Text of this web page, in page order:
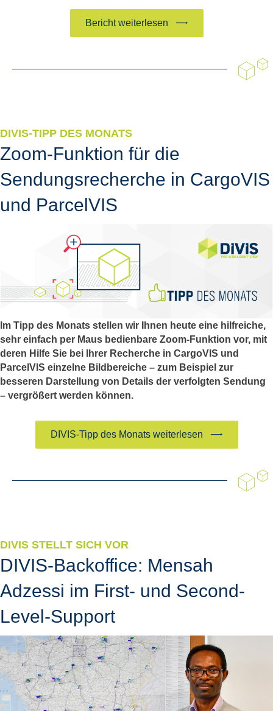
Bericht weiterlesen
DIVIS-TIPP DES MONATS
Zoom-Funktion für die
Sendungsrecherche in CargoVIS
und ParcelVIS
Im Tipp des Monats stellen wir Ihnen heute eine hilfreiche,
sehr einfach per Maus bedienbare Zoom-Funktion vor, mit
deren Hilfe Sie bei Ihrer Recherche in CargoVIS und
ParcelVIS einzelne Bildbereiche – zum Beispiel zur
besseren Darstellung von Details der verfolgten Sendung
– vergrößert werden können.
DIVIS-Tipp des Monats weiterlesen
DIVIS STELLT SICH VOR
DIVIS-Backoffice: Mensah
Adzessi im First- und Second-
Level-Support